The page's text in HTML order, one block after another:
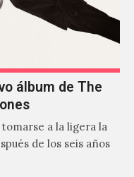
álbum de The
a la ligera la
de los seis años